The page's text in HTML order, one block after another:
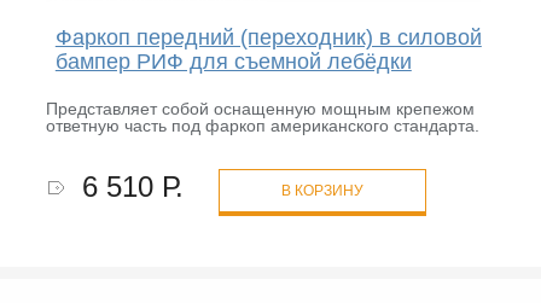
Фаркоп передний (переходник) в силовой
бампер РИФ для съемной лебёдки
Представляет собой оснащенную мощным крепежом
ответную часть под фаркоп американского стандарта.
6 510 Р. В КОРЗИНУ